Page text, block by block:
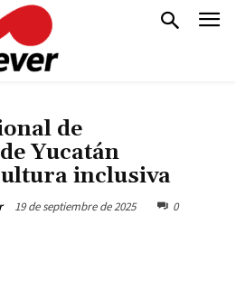
de
Yucatán
inclusiva
19 de septiembre de 2025 0